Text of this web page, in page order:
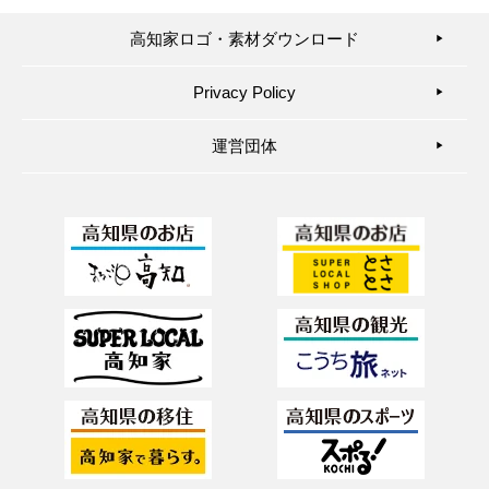
高知家ロゴ・素材ダウンロード ▶︎
Privacy Policy ▶︎
運営団体 ▶︎